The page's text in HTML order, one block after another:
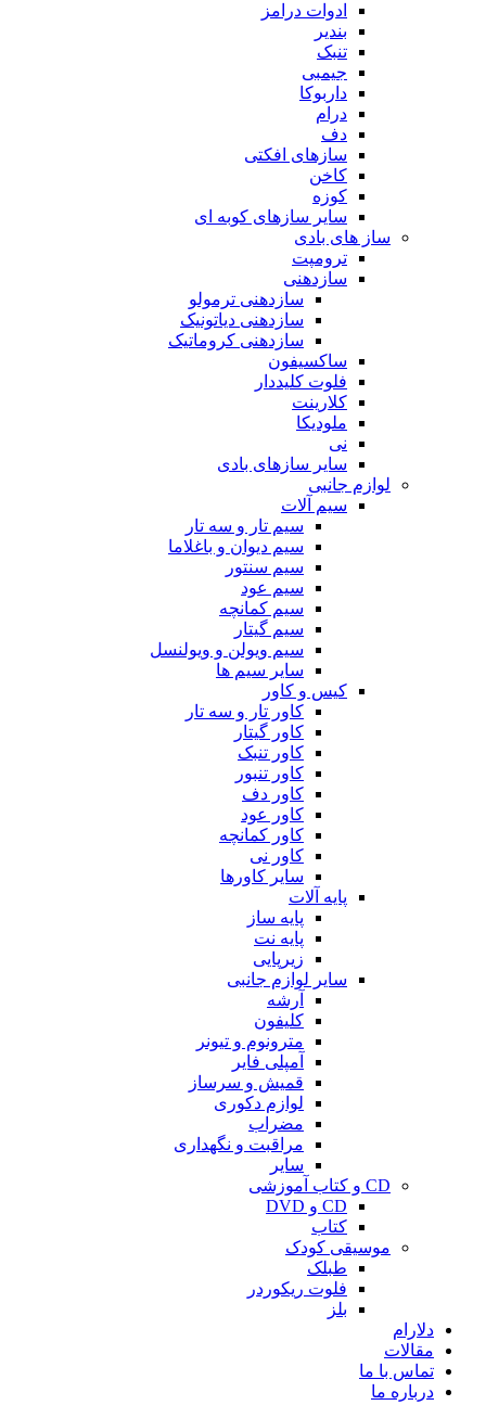
ادوات درامز
بندیر
تنبک
جیمبی
داربوکا
درام
دف
سازهای افکتی
کاخن
کوزه
سایر سازهای کوبه ای
ساز های بادی
ترومپت
سازدهنی
سازدهنی ترمولو
سازدهنی دیاتونیک
سازدهنی کروماتیک
ساکسیفون
فلوت کلیددار
کلارینت
ملودیکا
نی
سایر سازهای بادی
لوازم جانبی
سیم آلات
سیم تار و سه تار
سیم دیوان و باغلاما
سیم سنتور
سیم عود
سیم کمانچه
سیم گیتار
سیم ویولن و ویولنسل
سایر سیم ها
کیس و کاور
کاور تار و سه تار
کاور گیتار
کاور تنبک
کاور تنبور
کاور دف
کاور عود
کاور کمانچه
کاور نی
سایر کاورها
پایه آلات
پایه ساز
پایه نت
زیرپایی
سایر لوازم جانبی
آرشه
کلیفون
مترونوم و تیونر
آمپلی فایر
قمیش و سرساز
لوازم دکوری
مضراب
مراقبت و نگهداری
سایر
CD و کتاب آموزشی
CD و DVD
کتاب
موسیقی کودک
طبلک
فلوت ریکوردر
بلز
دلارام
مقالات
تماس با ما
درباره ما